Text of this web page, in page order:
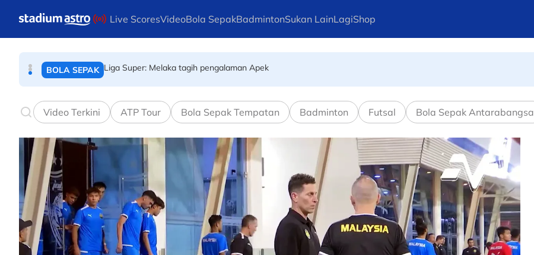
Live ScoresVideoBola SepakBadmintonSukan LainLagiShop
BOLA SEPAK
PERMOTORAN ARRC: Hafizh Syahrin ketiga, hanya 0.048 saat pisahkan tiga pelumba terpantas di Mandalika
Video Terkini ATP Tour Bola Sepak Tempatan Badminton Futsal Bola Sepak Antarabangsa